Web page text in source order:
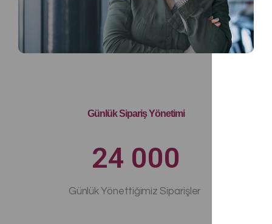
Günlük Sipariş Yönetimi
24 000
Günlük Yönettiğimiz Siparişler